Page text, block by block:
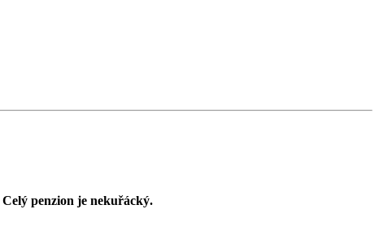
Celý penzion je nekuřácký.